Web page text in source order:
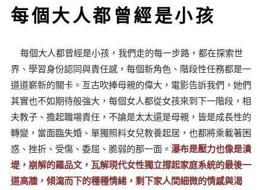
每個大人都曾經是小孩
每個大人都曾經是小孩，我們走的每一步路，都在探索世
界、學習身份認同與責任感，每個新角色、階段性任務都是一
道道嶄新的關卡。亙古吹捧母親的偉大，電影告訴我們，她們
其實也不如期待般強大，每個女人都從女孩來到下一階段，相
夫教子、擔起職場責任，不論是太太還是母親，皆是成長性的
轉變，當面臨失婚、單獨照料女兒教養起居，也都將乘載著困
惑、挫折、受傷、委屈、脆弱的那一面。 瀑布是壓力也像是潰
堤，崩解的羅品文，瓦解現代女性獨立撐起家庭系統的最後一
道高牆，傾瀉而下的種種情緒，剩下家人間細微的情感與渴